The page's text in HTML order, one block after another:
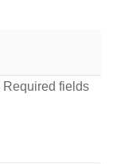
Required fields